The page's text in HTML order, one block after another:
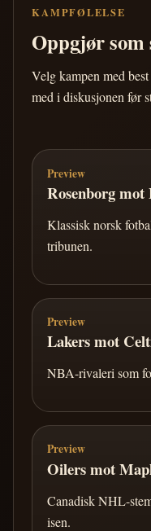
KAMPFØLELSE
Oppgjør
Velg kampen med
med i diskusjonen før
Preview
Rosenborg mot
Klassisk norsk
tribunen.
Preview
Lakers mot
NBA-rivaleri som
Preview
Oilers mot
Canadisk NHL-
isen.